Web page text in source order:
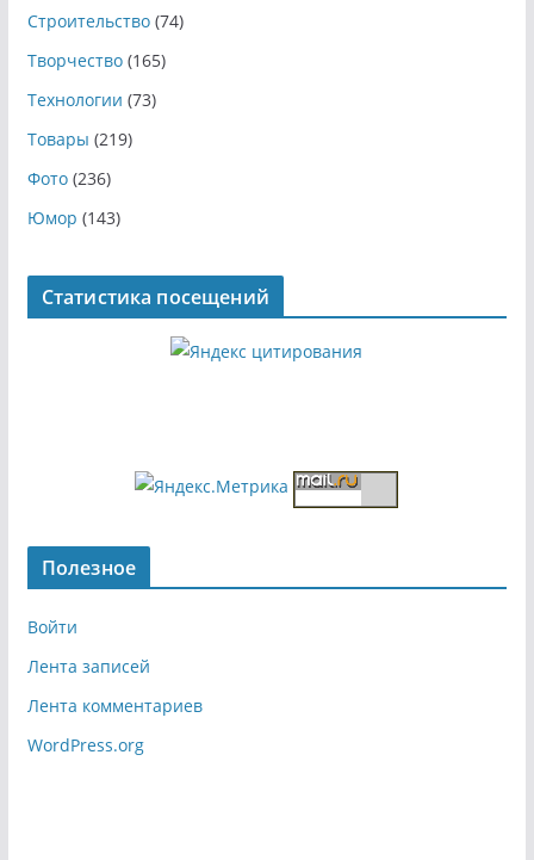
Строительство(74)
Творчество(165)
Технологии (73)
Товары (219)
Фото(236)
Юмор (143)
Статистика посещений
Полезное
Войти
Лента записей
Лента комментариев
WordPress.org